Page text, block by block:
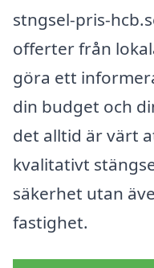
stngsel-pris-
offerter från
göra ett
din budget och
det alltid är värt
kvalitativt
säkerhet utan
fastighet.